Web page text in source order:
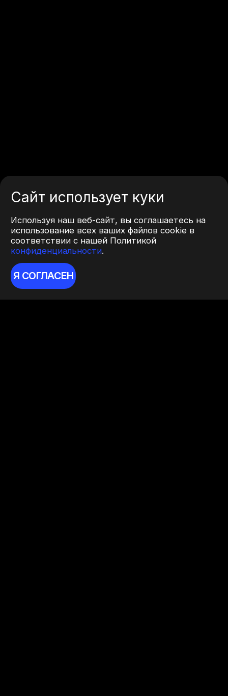
Сайт использует куки
Используя наш веб-сайт, вы соглашаетесь на
использование всех ваших файлов cookie в
соответствии с нашей Политикой
конфиденциальности.
Я СОГЛАСЕН